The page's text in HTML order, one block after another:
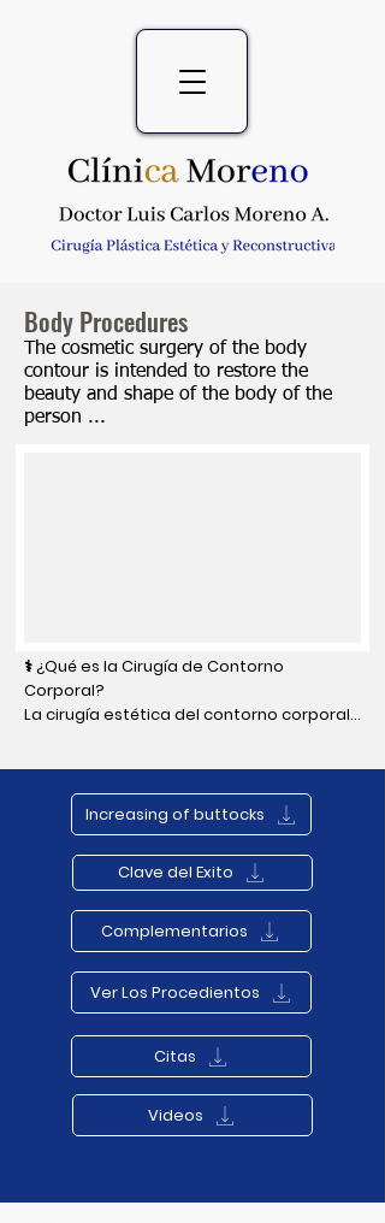
Body Procedures
The cosmetic surgery of the body
contour is intended to restore the
beauty and shape of the body of the
person ...
⚕️ ¿Qué es la Cirugía de Contorno
Corporal?
La cirugía estética del contorno corporal
zona corporal requiere tratamientos
específicos para lograr resultados
óptimos.
Increasing of buttocks
Clave del Exito
Complementarios
Ver Los Procedientos
Citas
Videos